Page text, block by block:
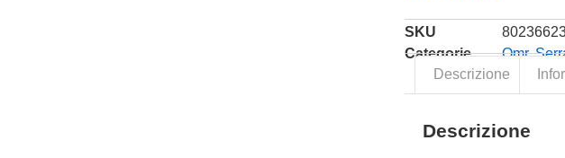
SKU
Categorie
Omr,
Descrizione
Descrizione